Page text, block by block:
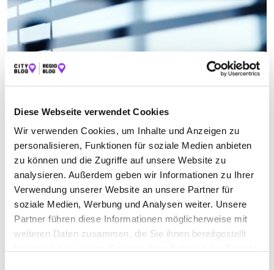
Diese Webseite verwendet Cookies
Wir verwenden Cookies, um Inhalte und Anzeigen zu
personalisieren, Funktionen für soziale Medien anbieten
zu können und die Zugriffe auf unsere Website zu
analysieren. Außerdem geben wir Informationen zu Ihrer
Verwendung unserer Website an unsere Partner für
soziale Medien, Werbung und Analysen weiter. Unsere
Partner führen diese Informationen möglicherweise mit
weiteren Daten zusammen, die Sie ihnen bereitgestellt
JALOUSIENGESCHÄFT
Suchen nach
Finden